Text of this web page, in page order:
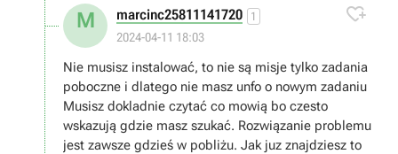
M marcinc25811141720 1
2024-04-11 18:03

Nie musisz instalować, to nie są misje tylko zadania
poboczne i dlatego nie masz unfo o nowym zadaniu
Musisz dokladnie czytać co mowią bo czesto
wskazują gdzie masz szukać. Rozwiązanie problemu
jest zawsze gdzieś w pobliżu. Jak juz znajdziesz to